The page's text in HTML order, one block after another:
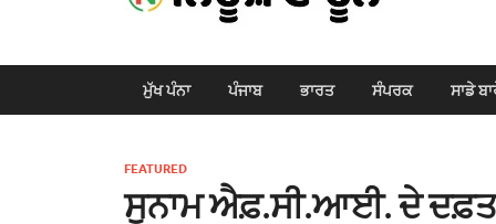
ਮੁੱਖ ਪੰਨਾ ਪੰਜਾਬ ਭਾਰਤ ਸੰਪਰਕ ਸਾਡੇ
FEATURED
ਸੁਨਾਮ ਐਫ਼.ਸੀ.ਆਈ. ਦੇ